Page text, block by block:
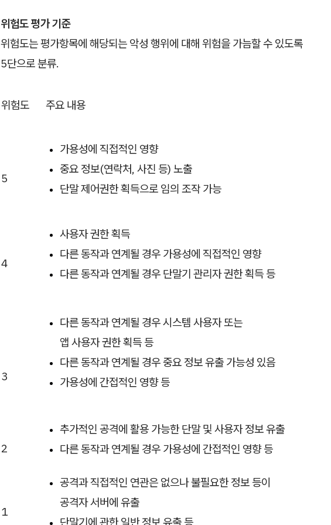
위험도 평가 기준
위험도는 평가항목에 해당되는 악성 행위에 대해 위험을 가늠할 수 있도록
5단으로 분류.
위험도 주요 내용
5
가용성에 직접적인 영향
중요 정보(연락처, 사진 등) 노출
단말 제어권한 획득으로 임의 조작 가능
4
사용자 권한 획득
다른 동작과 연계될 경우 가용성에 직접적인 영향
다른 동작과 연계될 경우 단말기 관리자 권한 획득 등
3
다른 동작과 연계될 경우 시스템 사용자 또는
앱 사용자 권한 획득 등
다른 동작과 연계될 경우 중요 정보 유출 가능성 있음
가용성에 간접적인 영향 등
2
추가적인 공격에 활용 가능한 단말 및 사용자 정보 유출
다른 동작과 연계될 경우 가용성에 간접적인 영향 등
1
공격과 직접적인 연관은 없으나 불필요한 정보 등이
공격자 서버에 유출
단말기에 관한 일반 정보 유출 등